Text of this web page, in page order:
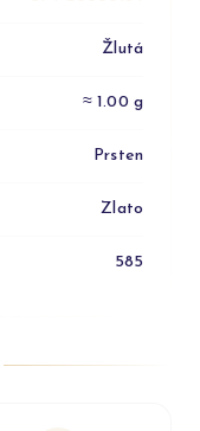
Žlutá
≈ 1.00 g
Prsten
Zlato
585